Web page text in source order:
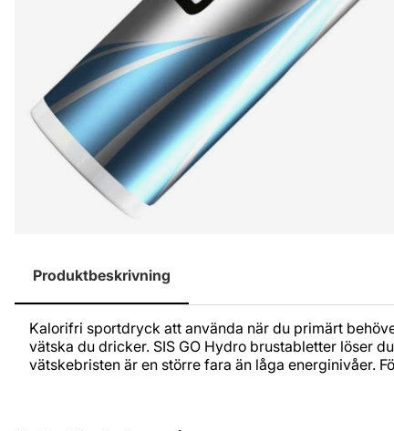
Produktbeskrivning
Kalorifri sportdryck att använda när du primärt
vätska du dricker. SIS GO Hydro brustabletter löser
vätskebristen är en större fara än låga energinivåer.